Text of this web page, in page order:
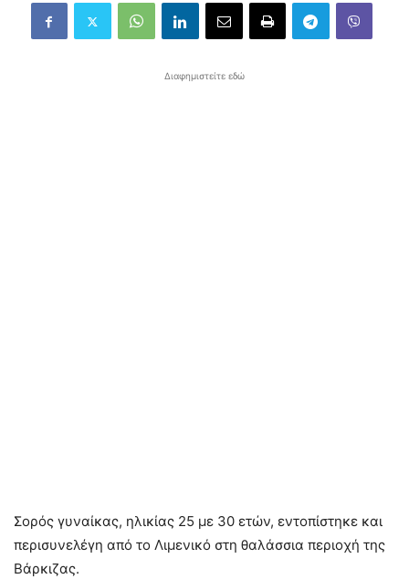
Διαφημιστείτε εδώ
Σορός γυναίκας, ηλικίας 25 με 30 ετών, εντοπίστηκε και
περισυνελέγη από το Λιμενικό στη θαλάσσια περιοχή της
Βάρκιζας.